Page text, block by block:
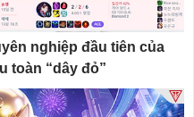
nghiệp đầu tiên của
toàn “dây đỏ”